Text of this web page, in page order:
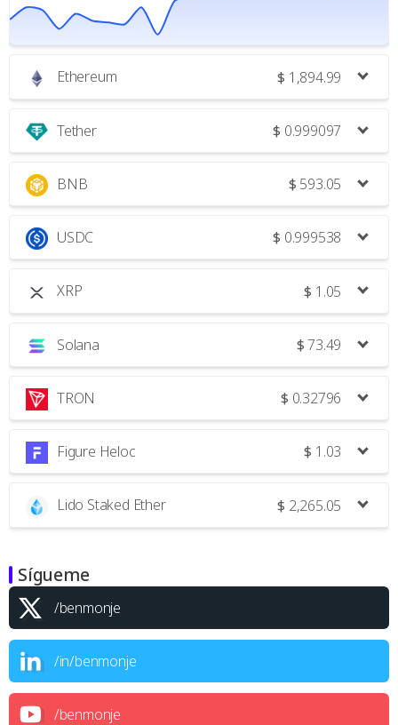
Ethereum $ 1,894.99
Tether $ 0.999097
BNB $ 593.05
USDC $ 0.999538
XRP $ 1.05
Solana $73.49
TRON $ 0.32796
Figure Heloc $ 1.03
Lido Staked Ether $ 2,265.05
Sígueme
/benmonje
/in/benmonje
/benmonje